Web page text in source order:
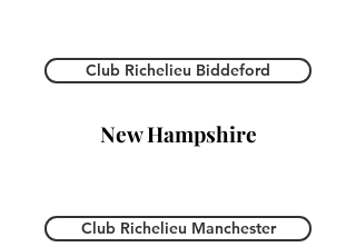
Club Richelieu Biddeford
New Hampshire
Club Richelieu Manchester